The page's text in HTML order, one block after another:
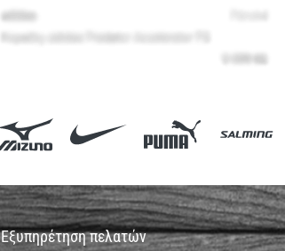
Εξυπηρέτηση πελατών